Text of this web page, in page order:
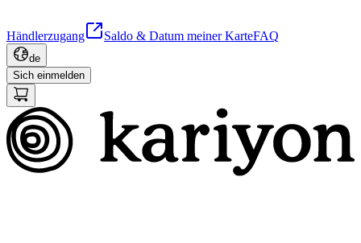
Händlerzugang Saldo & Datum meiner KarteFAQ
de
Sich einmelden